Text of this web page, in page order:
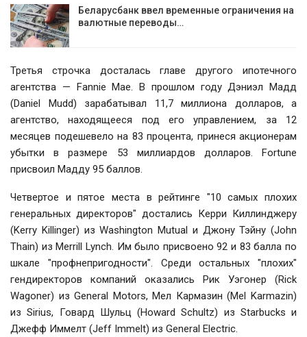
Беларусбанк ввел временные ограничения на
валютные переводы…
Третья строчка досталась главе другого ипотечного
агентства — Fannie Mae. В прошлом году Дэниэл Мадд
(Daniel Mudd) зарабатывал 11,7 миллиона долларов, а
агентство, находящееся под его управлением, за 12
месяцев подешевело на 83 процента, принеся акционерам
убытки в размере 53 миллиардов долларов. Fortune
присвоил Мадду 95 баллов.
Четвертое и пятое места в рейтинге "10 самых плохих
генеральных директоров" достались Керри Киллинджеру
(Kerry Killinger) из Washington Mutual и Джону Тэйну (John
Thain) из Merrill Lynch. Им было присвоено 92 и 83 балла по
шкале "профнепригодности". Среди остальных "плохих"
гендиректоров компаний оказались Рик Уэгонер (Rick
Wagoner) из General Motors, Мел Кармазин (Mel Karmazin)
из Sirius, Говард Шульц (Howard Schultz) из Starbucks и
Джефф Иммелт (Jeff Immelt) из General Electric.